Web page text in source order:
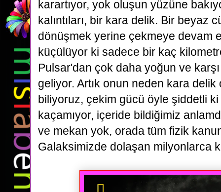
karartıyor, yok oluşun yüzüne
kalıntıları, bir kara delik. Bir beyaz
dönüşmek yerine çekmeye devam
küçülüyor ki sadece bir kaç
Pulsar'dan çok daha yoğun ve
geliyor. Artık onun neden kara delik
biliyoruz, çekim gücü öyle şiddetli ki
kaçamıyor, içeride bildiğimiz
ve mekan yok, orada tüm fizik
Galaksimizde dolaşan milyonlarca